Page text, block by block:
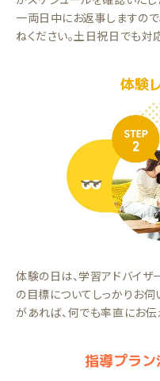
一両日中にお返事しますの
ねください。土日祝日でも対
体験
体験の日は、学習アドバイ
の目標についてしっかりお
があれば、何でも率直にお伝
指導プラ